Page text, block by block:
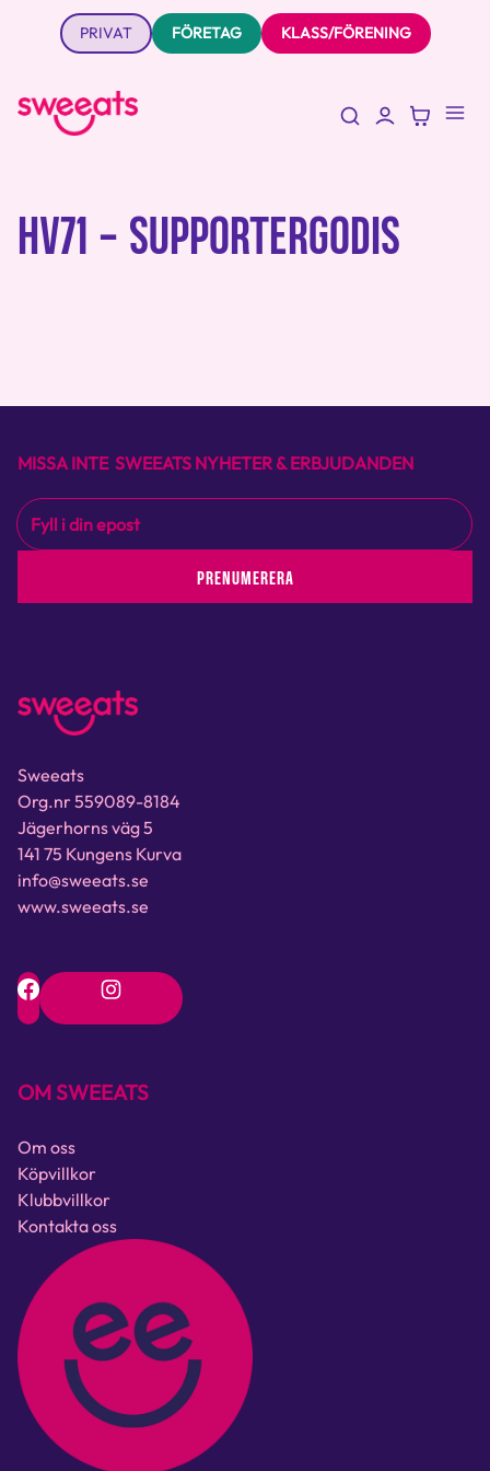
PRIVAT FÖRETAG KLASS/FÖRENING
HV71 - SUPPORTERGODIS
MISSA INTE SWEEATS NYHETER & ERBJUDANDEN
PRENUMERERA
Sweeats
Org.nr 559089-8184
Jägerhorns väg 5
141 75 Kungens Kurva
info@sweeats.se
www.sweeats.se
OM SWEEATS
Om oss
Köpvillkor
Klubbvillkor
Kontakta oss